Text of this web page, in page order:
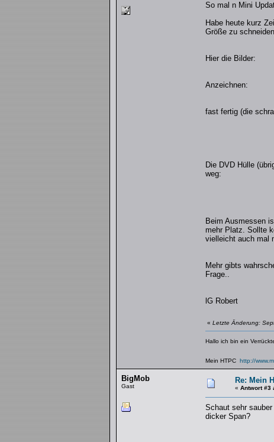
So mal n Mini
Habe heute kurz
Größe zu
Hier die Bilder:
Anzeichnen:
fast fertig (die
Die DVD Hülle
weg:
Beim Ausmessen
mehr Platz. Sollte
vielleicht auch mal
Mehr gibts
Frage..
lG Robert
« Letzte Änderung:
Hallo ich bin ein
Mein HTPC http://
BigMob
Gast
Re: Mein
« Antwort #3
Schaut sehr
dicker Span?